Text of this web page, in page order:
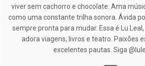
viver sem cachorro e chocolate. Ama
como uma constante trilha sonora. Ávida
sempre pronta para mudar. Essa é Lu
adora viagens, livros e teatro. Paixões
excelentes pautas. Siga